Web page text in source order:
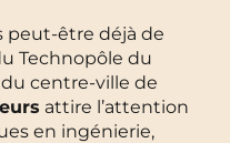
?
peut-être déjà de
Technopôle du
centre-ville de
attire l’attention
en ingénierie,